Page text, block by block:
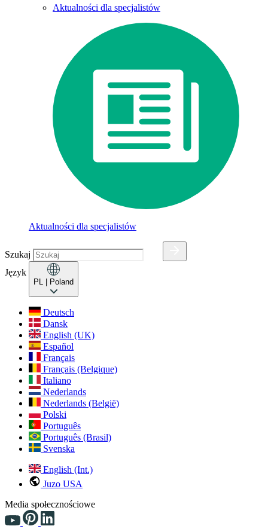
Aktualności dla specjalistów
Aktualności dla specjalistów
Szukaj
Język
PL | Poland
Deutsch
Dansk
English (UK)
Español
Français
Français (Belgique)
Italiano
Nederlands
Nederlands (België)
Polski
Português
Português (Brasil)
Svenska
English (Int.)
Juzo USA
Media społecznościowe